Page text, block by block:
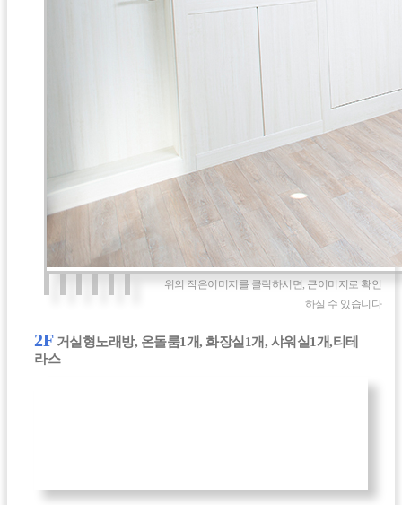
위의 작은이미지를 클릭하시면, 큰이미지로 확인
하실 수 있습니다
2F 거실형노래방, 온돌룸1개, 화장실1개, 샤워실1개,티테
라스